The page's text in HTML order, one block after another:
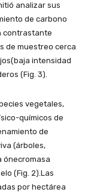
analizar sus
de carbono
contrastante
de muestreo cerca
intensidad
(Fig. 3).
vegetales,
químicos de
de
(árboles,
ónecromasa
(Fig. 2).Las
por hectárea